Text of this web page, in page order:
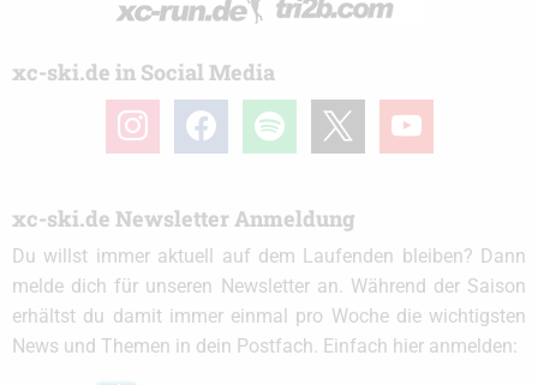
xc-ski.de in Social Media
instagramfacebook spotify youtube
xc-ski.de Newsletter Anmeldung
Du willst immer aktuell auf dem Laufenden bleiben? Dann
melde dich für unseren Newsletter an. Während der Saison
erhältst du damit immer einmal pro Woche die wichtigsten
News und Themen in dein Postfach. Einfach hier anmelden: